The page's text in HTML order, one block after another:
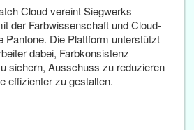
Cloud vereint Siegwerks
der Farbwissenschaft und Cloud-
Pantone. Die Plattform unterstützt
dabei, Farbkonsistenz
sichern, Ausschuss zu reduzieren
effizienter zu gestalten.